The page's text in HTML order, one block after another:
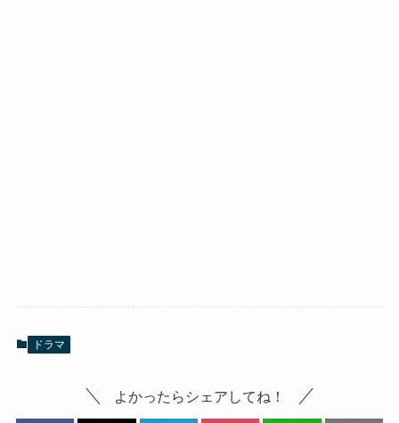
ドラマ
よかったらシェアしてね！